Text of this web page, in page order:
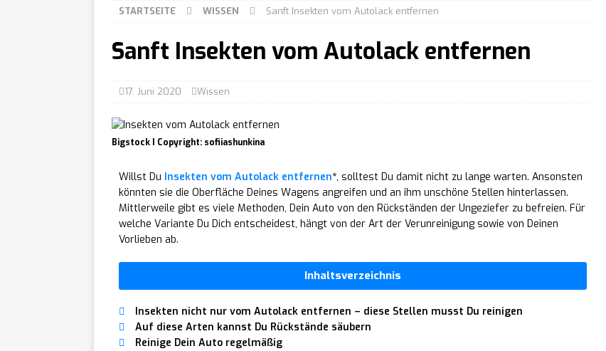
[ 4. August 2026 ] Locken Frisuren Männer: 10 coole Varianten für lockiges Haar
KÖRPERPFLEGE
[ 29. Juli 2026 ]
KÖRPERPFLEGE
STARTSEITE WISSEN Sanft Insekten vom Autolack entfernen
Sanft Insekten vom Autolack entfernen
17. Juni 2020 Wissen
Bigstock I Copyright: sofiiashunkina
Willst Du Insekten vom Autolack entfernen*, solltest Du damit nicht zu lange warten. Ansonsten
könnten sie die Oberfläche Deines Wagens angreifen und an ihm unschöne Stellen hinterlassen.
Mittlerweile gibt es viele Methoden, Dein Auto von den Rückständen der Ungeziefer zu befreien. Für
welche Variante Du Dich entscheidest, hängt von der Art der Verunreinigung sowie von Deinen
Vorlieben ab.
Inhaltsverzeichnis
Insekten nicht nur vom Autolack entfernen – diese Stellen musst Du reinigen
Auf diese Arten kannst Du Rückstände säubern
Reinige Dein Auto regelmäßig